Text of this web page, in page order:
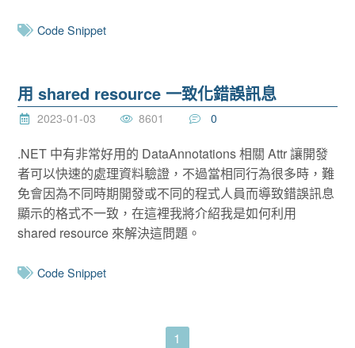
Code Snippet
用 shared resource 一致化錯誤訊息
2023-01-03 8601 0
.NET 中有非常好用的 DataAnnotations 相關 Attr 讓開發
者可以快速的處理資料驗證，不過當相同行為很多時，難
免會因為不同時期開發或不同的程式人員而導致錯誤訊息
顯示的格式不一致，在這裡我將介紹我是如何利用
shared resource 來解決這問題。
Code Snippet
1